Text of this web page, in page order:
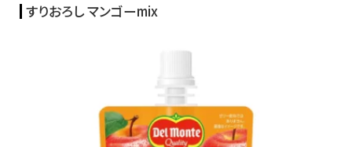
すりおろし マンゴーmix